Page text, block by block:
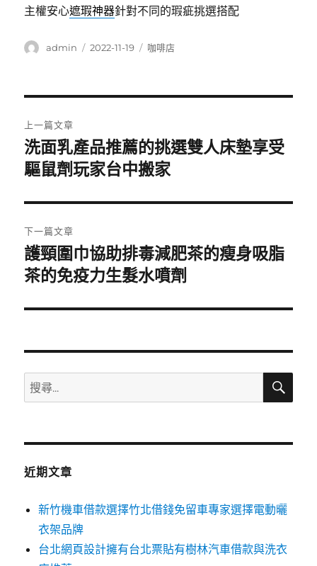
主權安心遮瑕神器針對不同的瑕疵挑選搭配
作
admin
發
2022-11-19
分
咖啡店
章
導
覽
上一篇文章
上
一
文
章:
洗面乳產品推薦的挑選雙人床墊享受
驅鼠劑玩家台中搬家
下一篇文章
下
一
文
護頸圍巾協助排毒減肥茶的瘦身吸脂
茶的免疫力生髮水噴劑
搜
尋
鍵
搜
近期文章
新竹機車借款選擇竹北借錢免留車專家選擇電動曬
衣架品牌
台北網頁設計擁有台北票貼有樹林汽車借款與洗衣